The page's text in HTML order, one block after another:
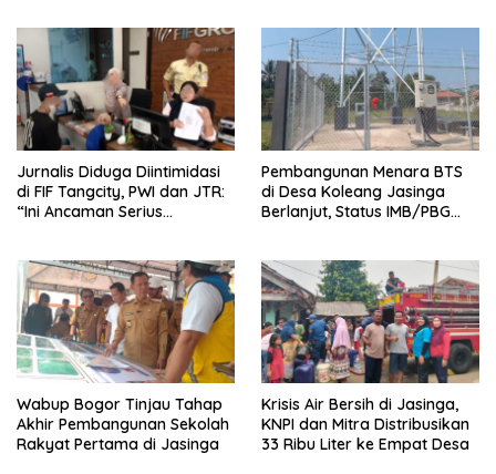
Jurnalis Diduga Diintimidasi
di FIF Tangcity, PWI dan JTR:
“Ini Ancaman Serius
Pembangunan Menara BTS
di Desa Koleang Jasinga
Berlanjut, Status IMB/PBG
Wabup Bogor Tinjau Tahap
Akhir Pembangunan Sekolah
Rakyat Pertama di Jasinga
Krisis Air Bersih di Jasinga,
KNPI dan Mitra Distribusikan
33 Ribu Liter ke Empat Desa